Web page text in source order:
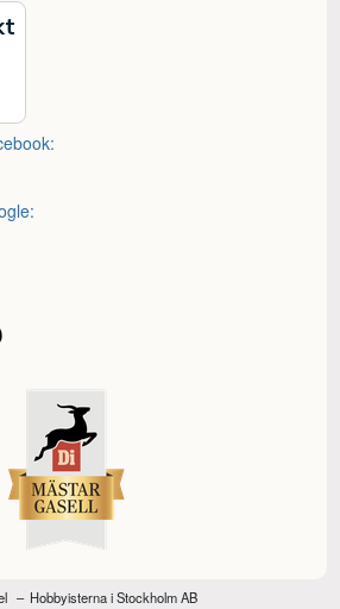
Hobbyisterna i Stockholm AB